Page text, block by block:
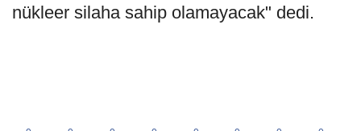
nükleer silaha sahip olamayacak" dedi.